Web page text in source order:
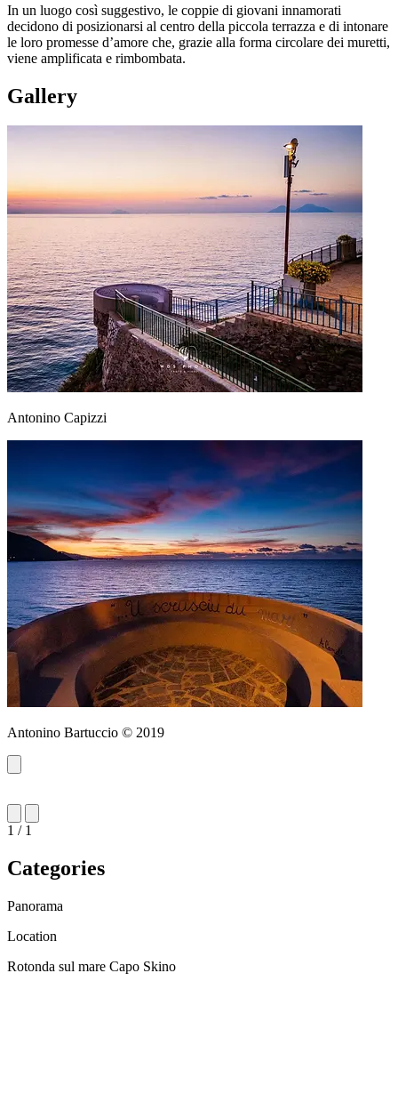
In un luogo così suggestivo, le coppie di giovani innamorati
decidono di posizionarsi al centro della piccola terrazza e di intonare
le loro promesse d’amore che, grazie alla forma circolare dei muretti,
viene amplificata e rimbombata.
Gallery
Antonino Capizzi
Antonino Bartuccio © 2019
1 / 1
Categories
Panorama
Location
Rotonda sul mare Capo Skino